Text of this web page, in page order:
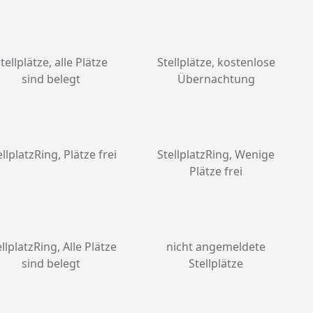
alle Plätze
sind belegt
Stellplätze, kostenlose
Übernachtung
Plätze frei
StellplatzRing, Wenige
Plätze frei
Alle Plätze
sind belegt
nicht angemeldete
Stellplätze